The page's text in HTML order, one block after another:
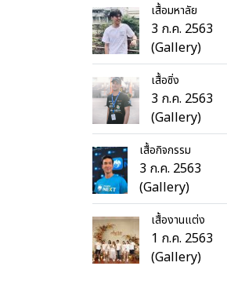
เสื้อมหาลัย
3 ก.ค. 2563
(Gallery)
เสื้อซิ่ง
3 ก.ค. 2563
(Gallery)
เสื้อกิจกรรม
3 ก.ค. 2563
(Gallery)
เสื้องานแต่ง
1 ก.ค. 2563
(Gallery)